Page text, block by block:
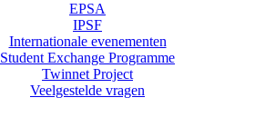
EPSA
IPSF
Internationale evenementen
Student Exchange Programme
Twinnet Project
Veelgestelde vragen